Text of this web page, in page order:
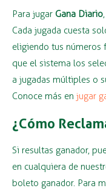
Para jugar Gana Diario
Cada jugada cuesta
eligiendo tus números
que el sistema los
a jugadas múltiples o
Conoce más en jugar
¿Cómo
Si resultas ganador,
en cualquiera de
boleto ganador. Para